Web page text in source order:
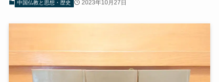
インド・スリランカ編
インド・スリランカ仏跡紀行
中国仏教と思想・歴史 2023年10月27日